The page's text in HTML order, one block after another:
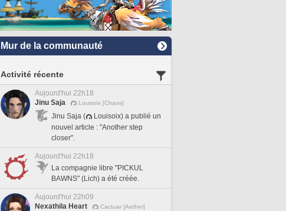
Mur de la communauté
Activité récente
Aujourd'hui 22h18
Jinu Saja
Louisoix [Chaos]
Jinu Saja (
Louisoix) a publié un
nouvel article : "Another step
closer".
Aujourd'hui 22h18
La compagnie libre "PICKUL
BAWNS" (Lich) a été créée.
Aujourd'hui 22h09
Nexathila Heart
Cactuar [Aether]